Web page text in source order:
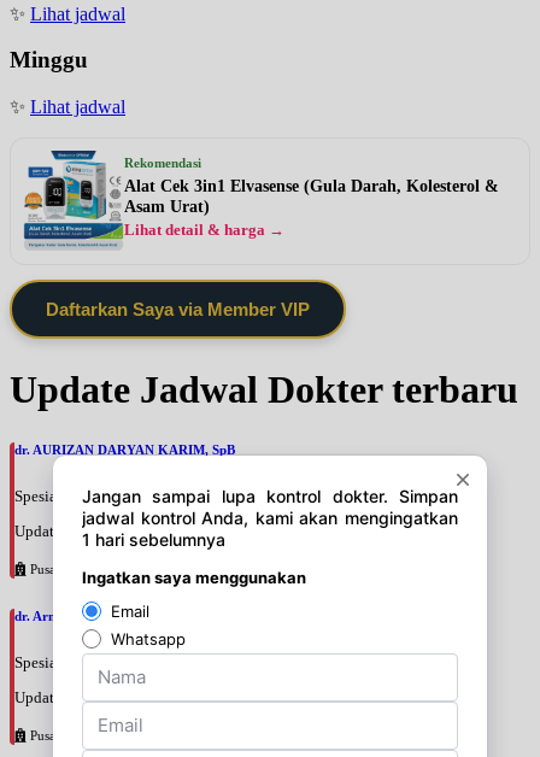
✨ Lihat jadwal
Minggu
✨ Lihat jadwal
Rekomendasi
Alat Cek 3in1 Elvasense (Gula Darah, Kolesterol &
Asam Urat)
Lihat detail & harga →
Daftarkan Saya via Member VIP
Update Jadwal Dokter terbaru
dr. AURIZAN DARYAN KARIM, SpB
Spesialis: Bedah Umum
Update terakhir: 2026-08-06 17:53:55
Pusat Pertamina
dr. Arman Mukhtar, SpOGKOnk
Spesialis: Bedah Onkologi
Update terakhir: 2026-08-06 17:44:01
Pusat Pertamina